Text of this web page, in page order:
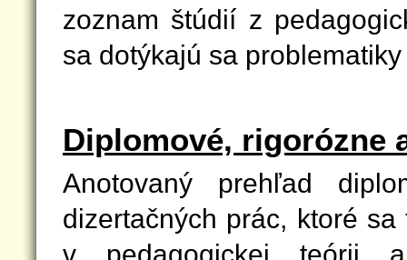
zoznam štúdií z
sa dotýkajú sa
Diplomové, rigorózne
Anotovaný prehľad
dizertačných prác, ktoré